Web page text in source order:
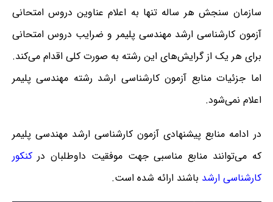
سازمان سنجش هر ساله تنها به اعلام عناوین دروس امتحانی
آزمون کارشناسی ارشد مهندسی پلیمر و ضرایب دروس امتحانی
برای هر یک از گرایش‌های این رشته به صورت کلی اقدام می‌کند.
اما جزئیات منابع آزمون کارشناسی ارشد رشته مهندسی پلیمر
اعلام نمی‌شود.
در ادامه منابع پیشنهادی آزمون کارشناسی ارشد مهندسی پلیمر
که می‌توانند منابع مناسبی جهت موفقیت داوطلبان درکنکور
کارشناسی ارشد باشند ارائه شده است.